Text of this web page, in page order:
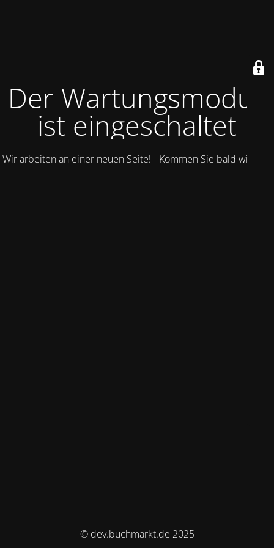
Der Wartungsmodus
ist eingeschaltet
Wir arbeiten an einer neuen Seite! - Kommen Sie bald wieder.
© dev.buchmarkt.de 2025